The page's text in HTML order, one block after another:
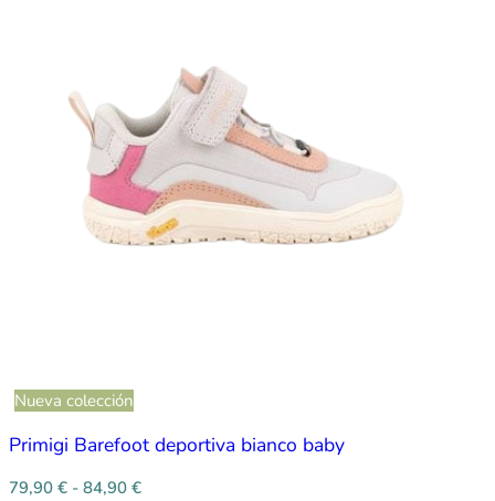
Nueva colección
Primigi Barefoot deportiva bianco baby
79,90 € - 84,90 €